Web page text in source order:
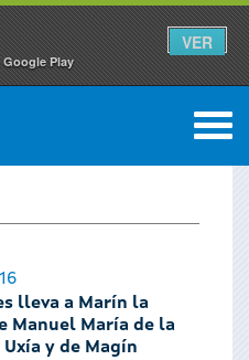
Play
VER
0
lleva a Marín la
Manuel María de la
y de Magín